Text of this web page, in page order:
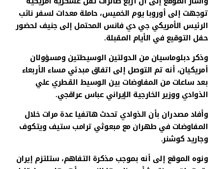
توجهت إلى أوروبا يوم الخميس، حاملة معدات لسفر نائب
الرئيس الأمريكي جي دي فانس المحتمل إلى جنيف لحضور
حفل التوقيع في الأيام المقبلة.
وذكر دبلوماسيان من الدولتين الوسيطتين ومسؤولان
أمريكيان، أنه تم التوصل إلى اتفاق مبدئي مساء الأربعاء
بعد ساعات من المفاوضات بين الوسيط القطري علي
الذوادي ووزير الخارجية الإيراني عباس عراقجي.
وأفاد مصدران بأن الذوادي تحدث هاتفيا عدة مرات خلال
المفاوضات في طهران مع مبعوثي ترامب ستيف ويتكوف
وجاريد كوشنر.
ونوه الموقع إلى أنه بموجب مذكرة التفاهم، ستلتزم إيران